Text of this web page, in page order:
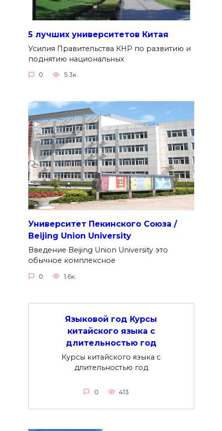
5 лучших университетов Китая
Усилия Правительства КНР по развитию и
поднятию национальных
0 5.3к.
Университет Пекинского Союза /
Beijing Union University
Введение Beijing Union University это
обычное комплексное
0 1.6к.
Языковой год Курсы
китайского языка с
длительностью год
Курсы китайского языка с
длительностью год
0 413